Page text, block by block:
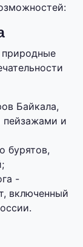
природные
Байкала,
и
бурятов,
-
включенный